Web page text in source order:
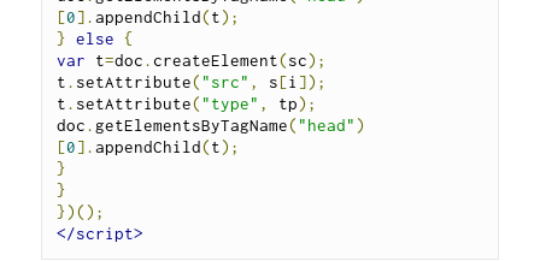
[0].appendChild(t);
} else {
var t=doc .createElement(sc);
t . setAttribute( "src" , s[i ]);
t . setAttribute( "type" , tp);
doc . getElementsByTagName( "head" )
[0].appendChild(t);
}
}
})();
</script>